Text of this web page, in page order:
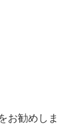
お勧めしま